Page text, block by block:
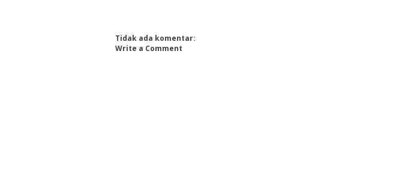
Tidak ada komentar:
Write a Comment